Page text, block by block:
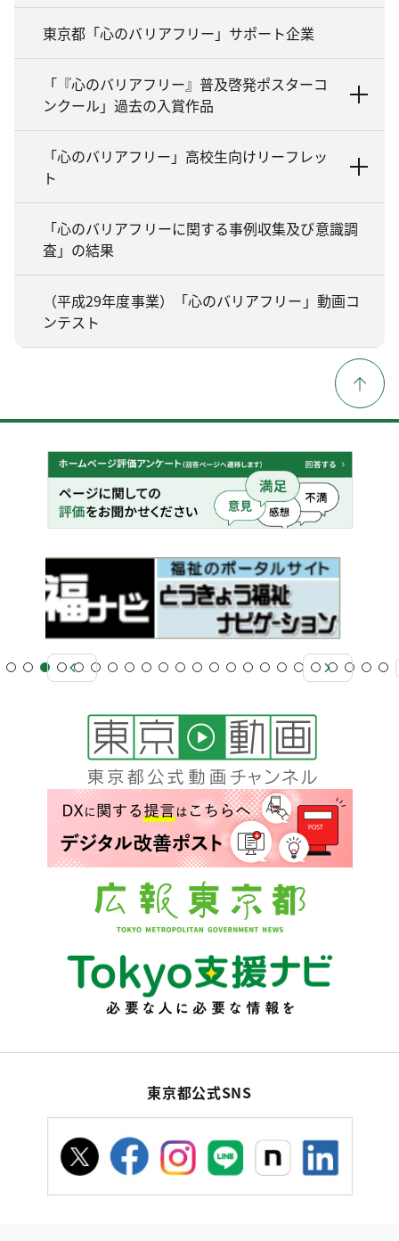
東京都「心のバリアフリー」サポート企業
「『心のバリアフリー』普及啓発ポスターコ
ンクール」過去の入賞作品
「心のバリアフリー」高校生向けリーフレッ
ト
「心のバリアフリーに関する事例収集及び意識調
査」の結果
（平成29年度事業）「心のバリアフリー」動画コ
ンテスト
東京都公式SNS